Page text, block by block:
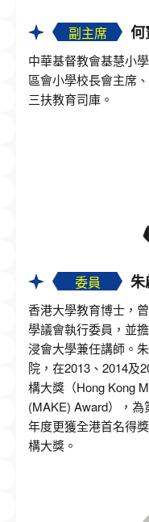
副主席 何
中華基督教會基慧小
區會小學校長會主席
三扶教育司庫。
委員 朱
香港大學教育博士，
學議會執行委員，並
浸會大學兼任講師。
院，在2013、2014及
構大獎（Hong Kong
(MAKE) Award），
年度更獲全港首名得
構大獎。